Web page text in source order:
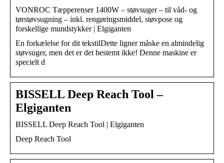
VONROC Tæpperenser 1400W – støvsuger – til våd- og
tørstøvsugning – inkl. rengøringsmiddel, støvpose og
forskellige mundstykker | Elgiganten
En forkælelse for dit tekstilDette ligner måske en almindelig
støvsuger, men det er det bestemt ikke! Denne maskine er
specielt d
BISSELL Deep Reach Tool –
Elgiganten
BISSELL Deep Reach Tool | Elgiganten
Deep Reach Tool